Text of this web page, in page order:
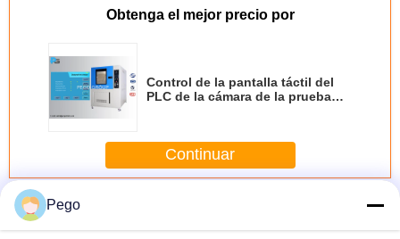
Obtenga el mejor precio por
Control de la pantalla táctil del
PLC de la cámara de la prueba
Continuar
Más Equipo de prueba del IP
Pego